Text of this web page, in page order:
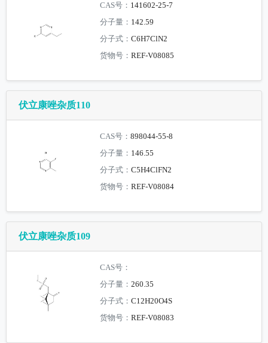
CAS号： 141602-25-7
分子量： 142.59
分子式：C6H7ClN2
货物号：REF-V08085
伏立康唑杂质110
CAS号：898044-55-8
分子量： 146.55
分子式：C5H4ClFN2
货物号：REF-V08084
伏立康唑杂质109
CAS号：
分子量：260.35
分子式：C12H20O4S
货物号：REF-V08083